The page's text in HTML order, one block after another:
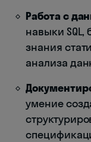
Работа с
навыки SQL,
знания
анализа
умение